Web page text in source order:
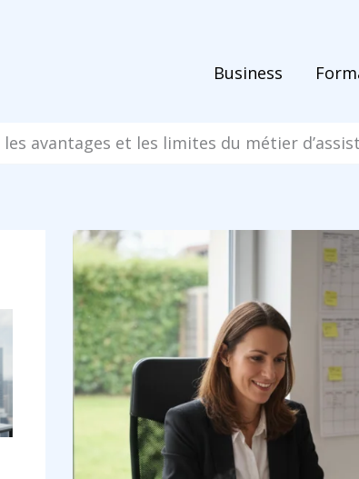
Business
les avantages et les limites du métier